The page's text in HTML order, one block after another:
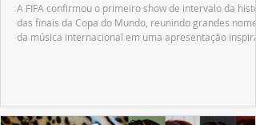
A FIFA confirmou o primeiro show de intervalo da
das finais da Copa do Mundo, reunindo grandes nomes
da música internacional em uma apresentação